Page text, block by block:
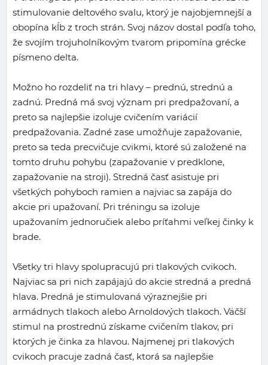
stimulovanie deltového svalu, ktorý je najobjemnejší a
obopína kĺb z troch strán. Svoj názov dostal podľa toho,
že svojím trojuholníkovým tvarom pripomína grécke
písmeno delta.
Možno ho rozdeliť na tri hlavy – prednú, strednú a
zadnú. Predná má svoj význam pri predpažovaní, a
preto sa najlepšie izoluje cvičením variácií
predpažovania. Zadné zase umožňuje zapažovanie,
preto sa teda precvičuje cvikmi, ktoré sú založené na
tomto druhu pohybu (zapažovanie v predklone,
zapažovanie na stroji). Stredná časť asistuje pri
všetkých pohyboch ramien a najviac sa zapája do
akcie pri upažovaní. Pri tréningu sa izoluje
upažovaním jednoručiek alebo príťahmi veľkej činky k
brade.
Všetky tri hlavy spolupracujú pri tlakových cvikoch.
Najviac sa pri nich zapájajú do akcie stredná a predná
hlava. Predná je stimulovaná výraznejšie pri
armádnych tlakoch alebo Arnoldových tlakoch. Väčší
stimul na prostrednú získame cvičením tlakov, pri
ktorých je činka za hlavou. Najmenej pri tlakových
cvikoch pracuje zadná časť, ktorá sa najlepšie